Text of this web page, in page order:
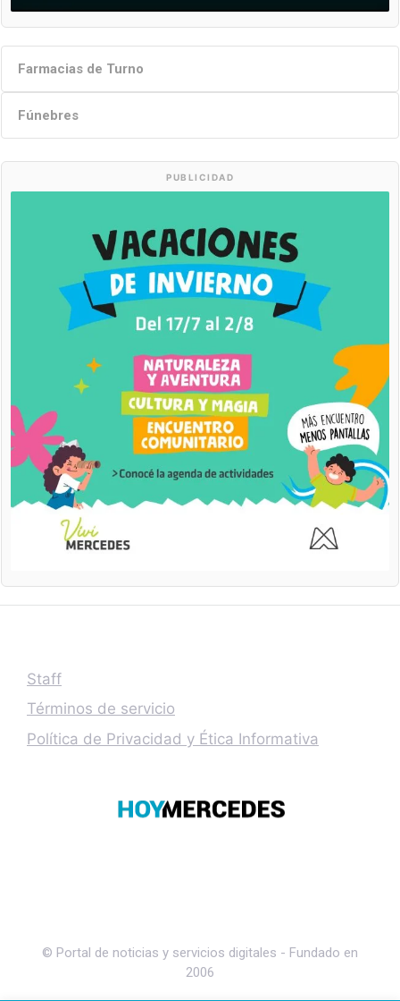
Farmacias de Turno
Fúnebres
PUBLICIDAD
Staff
Términos de servicio
Política de Privacidad y Ética Informativa
© Portal de noticias y servicios digitales - Fundado en
2006